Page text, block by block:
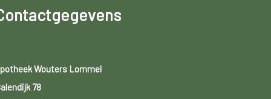
Wouters Lommel
78